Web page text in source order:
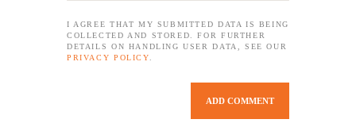
I AGREE THAT MY SUBMITTED DATA IS BEING
COLLECTED AND STORED. FOR FURTHER
DETAILS ON HANDLING USER DATA, SEE OUR
PRIVACY POLICY.